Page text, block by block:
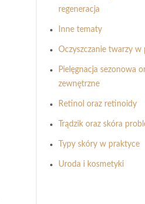
regeneracja
Inne tematy
Oczyszczanie twarzy w
Pielęgnacja sezonowa
zewnętrzne
Retinol oraz retinoidy
Trądzik oraz skóra
Typy skóry w praktyce
Uroda i kosmetyki